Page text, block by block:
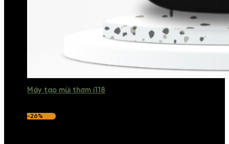
Máy tạo mùi thơm i118
-26%